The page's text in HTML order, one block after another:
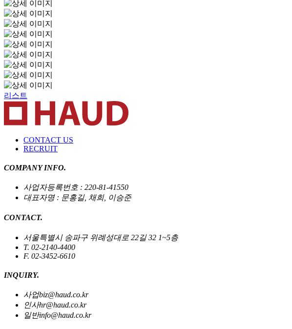
리스트
CONTACT US
RECRUIT
COMPANY INFO.
사업자등록번호 : 220-81-41550
대표자명 : 문홍길, 채희, 이승준
CONTACT.
서울특별시 송파구 위례성대로 22길 32 1~5층
T. 02-2140-4400
F. 02-3452-6610
INQUIRY.
사업biz@haud.co.kr
인사hr@haud.co.kr
일반info@haud.co.kr